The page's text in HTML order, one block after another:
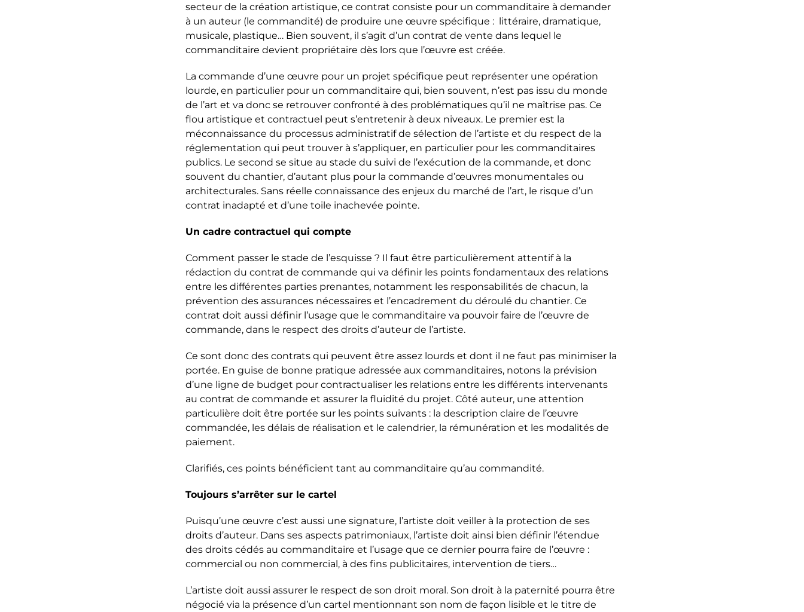
secteur de la création artistique, ce contrat consiste pour un commanditaire à demander
à un auteur (le commandité) de produire une œuvre spécifique : littéraire, dramatique,
musicale, plastique… Bien souvent, il s’agit d’un contrat de vente dans lequel le
commanditaire devient propriétaire dès lors que l’œuvre est créée.
La commande d’une œuvre pour un projet spécifique peut représenter une opération
lourde, en particulier pour un commanditaire qui, bien souvent, n’est pas issu du monde
de l’art et va donc se retrouver confronté à des problématiques qu’il ne maîtrise pas. Ce
flou artistique et contractuel peut s’entretenir à deux niveaux. Le premier est la
méconnaissance du processus administratif de sélection de l’artiste et du respect de la
réglementation qui peut trouver à s’appliquer, en particulier pour les commanditaires
publics. Le second se situe au stade du suivi de l’exécution de la commande, et donc
souvent du chantier, d’autant plus pour la commande d’œuvres monumentales ou
architecturales. Sans réelle connaissance des enjeux du marché de l’art, le risque d’un
contrat inadapté et d’une toile inachevée pointe.
Un cadre contractuel qui compte
Comment passer le stade de l’esquisse ? Il faut être particulièrement attentif à la
rédaction du contrat de commande qui va définir les points fondamentaux des relations
entre les différentes parties prenantes, notamment les responsabilités de chacun, la
prévention des assurances nécessaires et l’encadrement du déroulé du chantier. Ce
contrat doit aussi définir l’usage que le commanditaire va pouvoir faire de l’œuvre de
commande, dans le respect des droits d’auteur de l’artiste.
Ce sont donc des contrats qui peuvent être assez lourds et dont il ne faut pas minimiser la
portée. En guise de bonne pratique adressée aux commanditaires, notons la prévision
d’une ligne de budget pour contractualiser les relations entre les différents intervenants
au contrat de commande et assurer la fluidité du projet. Côté auteur, une attention
particulière doit être portée sur les points suivants : la description claire de l’œuvre
commandée, les délais de réalisation et le calendrier, la rémunération et les modalités de
paiement.
Clarifiés, ces points bénéficient tant au commanditaire qu’au commandité.
Toujours s’arrêter sur le cartel
Puisqu’une œuvre c’est aussi une signature, l’artiste doit veiller à la protection de ses
droits d’auteur. Dans ses aspects patrimoniaux, l’artiste doit ainsi bien définir l’étendue
des droits cédés au commanditaire et l’usage que ce dernier pourra faire de l’œuvre :
commercial ou non commercial, à des fins publicitaires, intervention de tiers…
L’artiste doit aussi assurer le respect de son droit moral. Son droit à la paternité pourra être
négocié via la présence d’un cartel mentionnant son nom de façon lisible et le titre de